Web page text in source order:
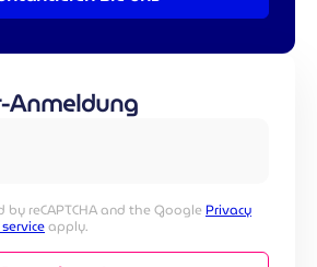
reCAPTCHA and the Google Privacy
apply.